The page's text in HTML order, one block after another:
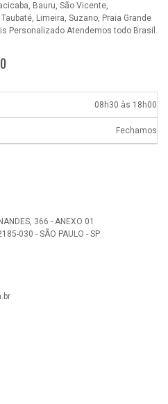
Bauru, São Vicente,
Limeira, Suzano, Praia Grande
Personalizado Atendemos todo Brasil.
08h30 às 18h00
Fechamos
366 - ANEXO 01
030 - SÃO PAULO - SP